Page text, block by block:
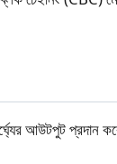
প্রদান করে